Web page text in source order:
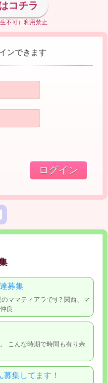
コチラ
不可）利用禁止
ンできます
募集
ママティアラです? 関西、マ
良
こんな時期で時間も有り余
集してます！